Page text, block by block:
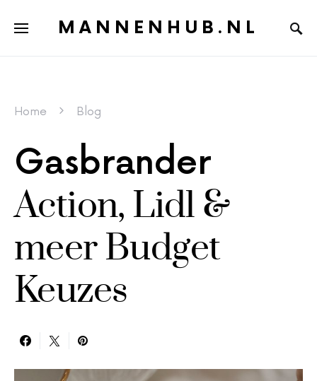
MANNENHUB.NL
Home Blog
Gasbrander
Action, Lidl &
meer Budget
Keuzes